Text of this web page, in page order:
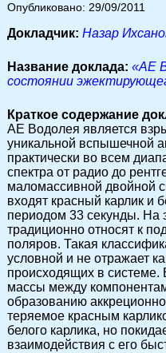
Опубликовано: 29/09/2011
Докладчик: Назар
Название доклада: «АЕ
состоянии
Краткое содержание
АЕ Водолея является
уникальной вспышечной
практически во всем
спектра от радио до
маломассивной двойной
входят красный карлик и
периодом 33 секунды. На
традиционно относят к
поляров. Такая
условной и не отражает
происходящих в системе.
массы между
образованию
теряемое красным
белого карлика, но
взаимодействия с его